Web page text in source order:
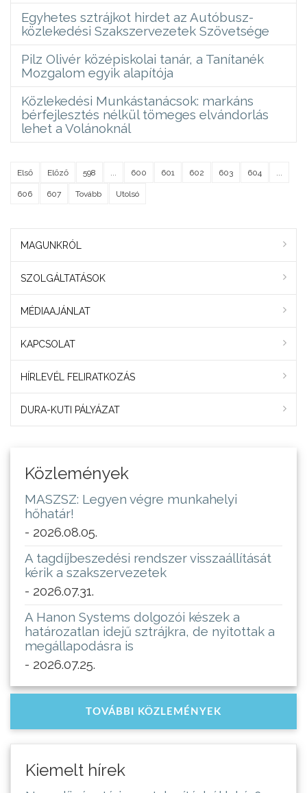
Egyhetes sztrájkot hirdet az Autóbusz-
közlekedési Szakszervezetek Szövetsége
Pilz Olivér középiskolai tanár, a Tanítanék
Mozgalom egyik alapítója
Közlekedési Munkástanácsok: markáns
bérfejlesztés nélkül tömeges elvándorlás
lehet a Volánoknál
Első Előző 598 600 601 602 603 604
606 607 Tovább Utolsó
MAGUNKRÓL
SZOLGÁLTATÁSOK
MÉDIAAJÁNLAT
KAPCSOLAT
HÍRLEVÉL FELIRATKOZÁS
DURA-KUTI PÁLYÁZAT
Közlemények
MASZSZ: Legyen végre munkahelyi
hőhatár!
- 2026.08.05.
A tagdíjbeszedési rendszer visszaállítását
kérik a szakszervezetek
- 2026.07.31.
A Hanon Systems dolgozói készek a
határozatlan idejű sztrájkra, de nyitottak a
megállapodásra is
- 2026.07.25.
TOVÁBBI KÖZLEMÉNYEK
Kiemelt hírek